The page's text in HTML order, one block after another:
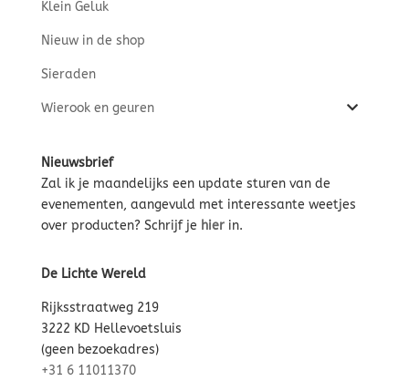
Klein Geluk
Nieuw in de shop
Sieraden
Wierook en geuren
Nieuwsbrief
Zal ik je maandelijks een update sturen van de
evenementen, aangevuld met interessante weetjes
over producten? Schrijf je hierin.
De Lichte Wereld
Rijksstraatweg 219
3222 KD Hellevoetsluis
(geen bezoekadres)
+31 6 11011370